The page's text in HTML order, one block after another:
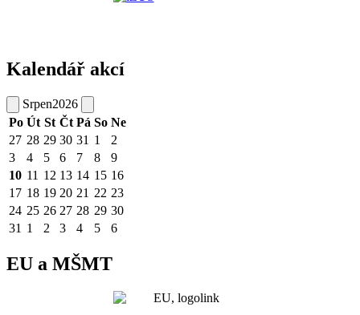
Kalendář akcí
Srpen2026
Po Út St Čt Pá So Ne
27 28 29 30 31 1
2
3
4 5 6 7 8
9
10 11 12 13 14 15 16
17 18 19 20 21 22 23
24 25 26 27 28 29 30
31 1 2 3 4 5 6
EU a MŠMT